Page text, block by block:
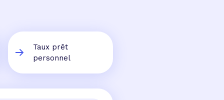
Taux prêt
personnel